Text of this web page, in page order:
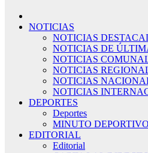
NOTICIAS
NOTICIAS
NOTICIAS DE
NOTICIAS
NOTICIAS
NOTICIAS
NOTICIAS
DEPORTES
Deportes
MINUTO DEPORTIVO
EDITORIAL
Editorial